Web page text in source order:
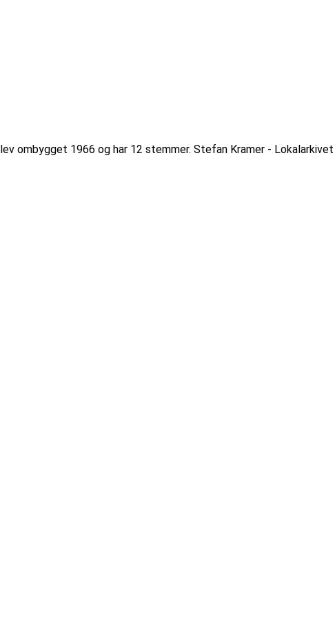
ombygget 1966 og har 12 stemmer. Stefan Kramer - Lokalarkivet